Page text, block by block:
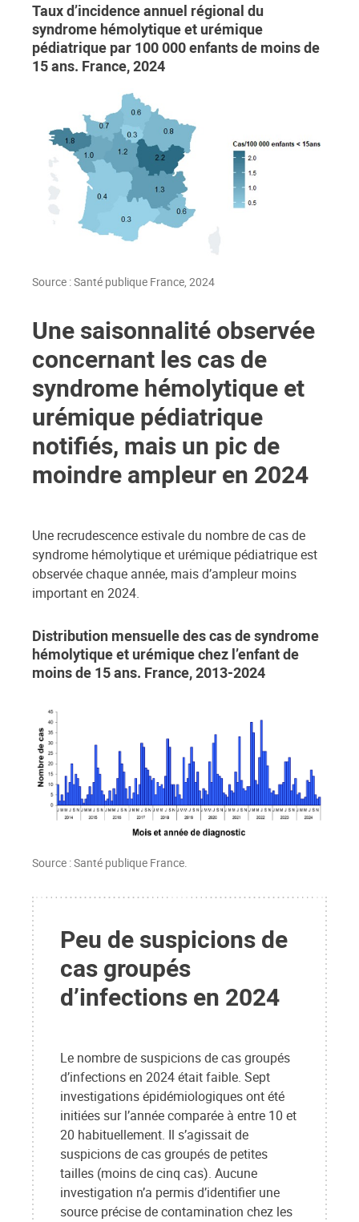
Taux d’incidence annuel régional du
syndrome hémolytique et urémique
pédiatrique par 100 000 enfants de moins de
15 ans. France, 2024
Source : Santé publique France, 2024
Une saisonnalité observée
concernant les cas de
syndrome hémolytique et
urémique pédiatrique
notifiés, mais un pic de
moindre ampleur en 2024
Une recrudescence estivale du nombre de cas de
syndrome hémolytique et urémique pédiatrique est
observée chaque année, mais d’ampleur moins
important en 2024.
Distribution mensuelle des cas de syndrome
hémolytique et urémique chez l’enfant de
moins de 15 ans. France, 2013-2024
Source : Santé publique France.
Peu de suspicions de
cas groupés
d’infections en 2024
Le nombre de suspicions de cas groupés
d’infections en 2024 était faible. Sept
investigations épidémiologiques ont été
initiées sur l’année comparée à entre 10 et
20 habituellement. Il s’agissait de
suspicions de cas groupés de petites
tailles (moins de cinq cas). Aucune
investigation n’a permis d’identifier une
source précise de contamination chez les